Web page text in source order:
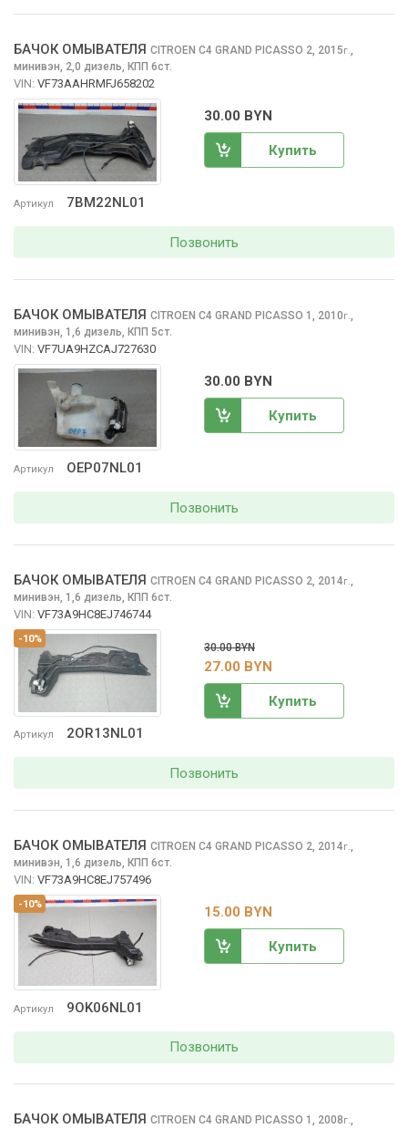
Артикул 7BM22NL01
БАЧОК ОМЫВАТЕЛЯ CITROEN C4 GRAND PICASSO 2, 2015г.
минивэн, 2,0 дизель, КПП 6ст.
VIN: VF73AAHRMFJ658202
30.00 BYN
Купить
Позвонить
Артикул OEP07NL01
БАЧОК ОМЫВАТЕЛЯ CITROEN C4 GRAND PICASSO 1, 2010г.
минивэн, 1,6 дизель, КПП 5ст.
VIN: VF7UA9HZCAJ727630
30.00 BYN
Купить
Позвонить
-10%
Артикул 2OR13NL01
БАЧОК ОМЫВАТЕЛЯ CITROEN C4 GRAND PICASSO 2, 2014г.
минивэн, 1,6 дизель, КПП 6ст.
VIN: VF73A9HC8EJ746744
30.00 BYN
27.00 BYN
Купить
Позвонить
-10%
Артикул 9OK06NL01
БАЧОК ОМЫВАТЕЛЯ CITROEN C4 GRAND PICASSO 2, 2014г.
минивэн, 1,6 дизель, КПП 6ст.
VIN: VF73A9HC8EJ757496
15.00 BYN
Купить
Позвонить
БАЧОК ОМЫВАТЕЛЯ CITROEN C4 GRAND PICASSO 1, 2008г.,